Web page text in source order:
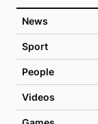
News
Sport
People
Videos